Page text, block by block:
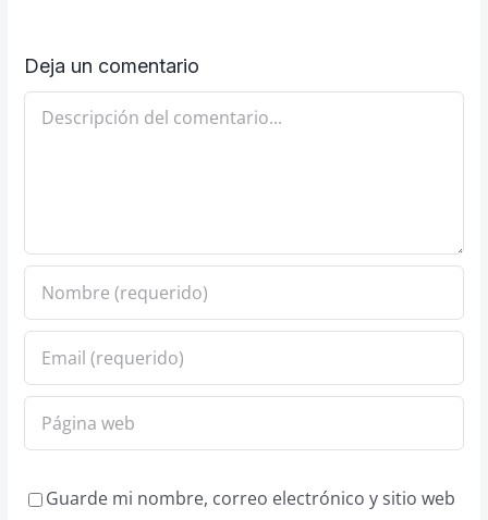
Deja un comentario
Comentario
Guarde mi nombre, correo electrónico y sitio web